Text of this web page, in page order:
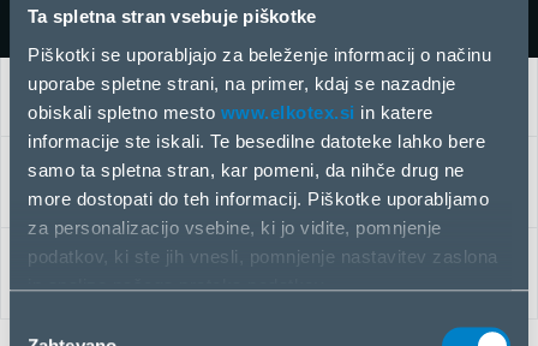
Ta spletna stran vsebuje piškotke
Piškotki se uporabljajo za beleženje informacij o načinu
uporabe spletne strani, na primer, kdaj se nazadnje
obiskali spletno mesto www.elkotex.si in katere
informacije ste iskali. Te besedilne datoteke lahko bere
samo ta spletna stran, kar pomeni, da nihče drug ne
more dostopati do teh informacij. Piškotke uporabljamo
za personalizacijo vsebine, ki jo vidite, pomnjenje
podatkov, ki ste jih vnesli, pomnjenje nastavitev zaslona
in analizo našega pretoka podatkov.
SHOW ME
ALL CATEGORIES